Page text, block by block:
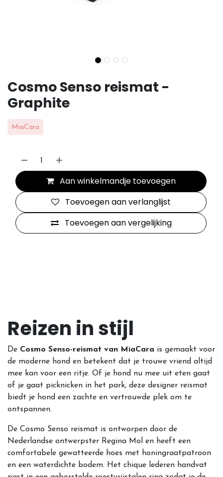
Cosmo Senso reismat -
Graphite
MiaCara
Aan winkelmandje toevoegen
Toevoegen aan vergelijking
Toevoegen aan verlanglijst
Reizen in stijl
De Cosmo Senso-reismat van MiaCara is gemaakt voor
de moderne hond en betekent dat je trouwe vriend altijd
mee kan voor een ritje. Of je hond nu mee uit eten gaat
of je gaat picknicken in het park, deze designer reismat
biedt je hond een zachte en vertrouwde plek om te
ontspannen.
De Cosmo Senso reismat is ontworpen door de
Nederlandse ontwerpster Regina Mol en heeft een
comfortabele gewatteerde hoes met honingraatpatroon
en een waterdichte bodem. Het chique lederen handvat